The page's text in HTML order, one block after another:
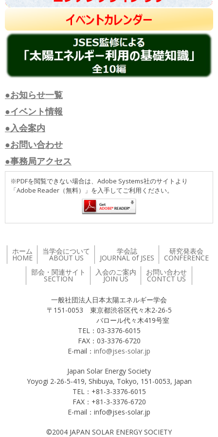
●お知らせ一覧
●イベント情報
●入会案内
●お問い合わせ
●事務局アクセス
※PDFを閲覧できない場合は、Adobe Systems社のサイトより
「Adobe Reader（無料）」を入手してご利用ください。
ホーム
HOME
当学会について
ABOUT US
学会誌
JOURNAL of JSES
研究発表会
CONFERENCE
部会・関連サイト
SECTION
入会のご案内
JOIN US
お問い合わせ
CONTCT US
一般社団法人日本太陽エネルギー学会
〒151-0053 東京都渋谷区代々木2-26-5
バロール代々木419号室
TEL：03-3376-6015
FAX：03-3376-6720
E-mail： info@jses-solar.jp
Japan Solar Energy Society
Yoyogi 2-26-5-419, Shibuya, Tokyo, 151-0053, Japan
TEL：+81-3-3376-6015
FAX：+81-3-3376-6720
E-mail：info@jses-solar.jp
©2004 JAPAN SOLAR ENERGY SOCIETY